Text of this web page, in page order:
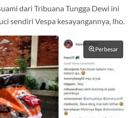
dari Tribuana Tungga Dewi ini
sendiri Vespa kesayangannya, lho.
Perbesar